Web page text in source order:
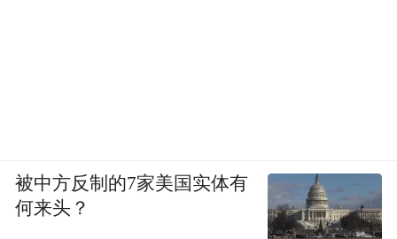
被中方反制的7家美国实体有
何来头？